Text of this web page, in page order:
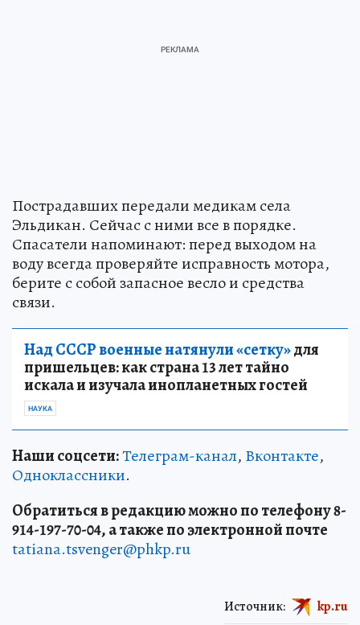
Пострадавших передали медикам села
Эльдикан. Сейчас с ними все в порядке.
Спасатели напоминают: перед выходом на
воду всегда проверяйте исправность мотора,
берите с собой запасное весло и средства
связи.
Над СССР военные натянули «сетку»для
пришельцев: как страна 13 лет тайно
искала и изучала инопланетных гостей
НАУКА
Наши соцсети:Телеграм-канал, Вконтакте,
Одноклассники.
Обратиться в редакцию можно по телефону 8-
914-197-70-04, а также по электронной почте
tatiana.tsvenger@phkp.ru
Источник: kp.ru